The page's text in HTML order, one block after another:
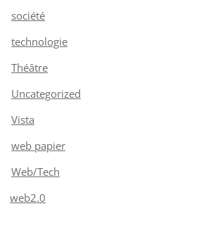
société
technologie
Théâtre
Uncategorized
Vista
web papier
Web/Tech
web2.0